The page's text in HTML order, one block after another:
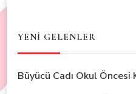
YENİ GELENLER
Büyücü Cadı Okul Öncesi